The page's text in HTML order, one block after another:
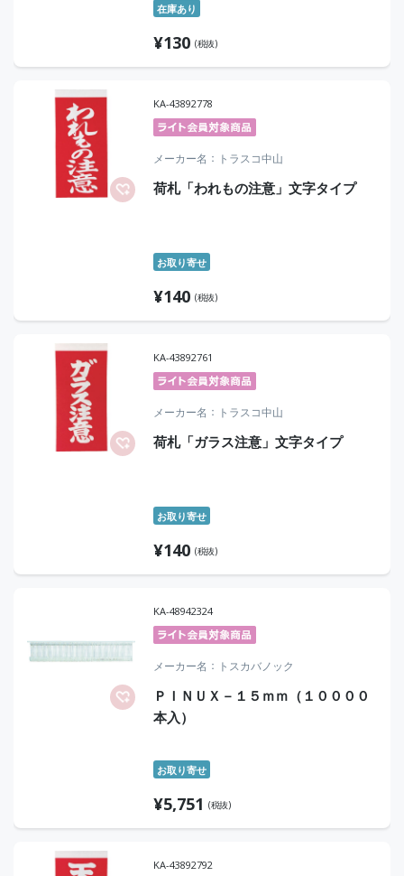
在庫あり
¥130 (税抜)
KA-43892778
メーカー名 トラスコ中山
荷札「われもの注意」文字タイプ
お取り寄せ
¥140 (税抜)
KA-43892761
メーカー名 トラスコ中山
荷札「ガラス注意」文字タイプ
お取り寄せ
¥140 (税抜)
KA-48942324
メーカー名 トスカバノック
ＰＩＮＵＸ－１５ｍｍ（１００００
本入）
お取り寄せ
¥5,751 (税抜)
KA-43892792